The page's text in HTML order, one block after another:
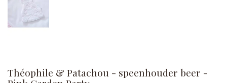
Théophile & Patachou - speenhouder beer -